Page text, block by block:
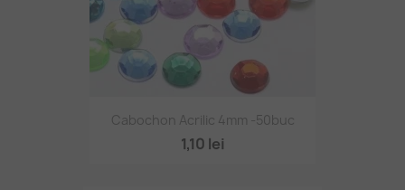
Cabochon Acrilic 4mm -50buc
1,10 lei